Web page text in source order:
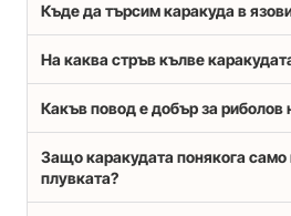
Къде да търсим каракуда в
На каква стръв кълве
Какъв повод е добър за риболов
Защо каракудата понякога само
плувката?